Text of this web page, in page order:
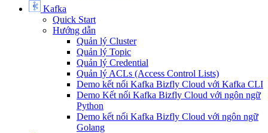
Kafka
Quick Start
Hướng dẫn
Quản lý Cluster
Quản lý Topic
Quản lý Credential
Quản lý ACLs (Access Control Lists)
Demo kết nối Kafka Bizfly Cloud với Kafka CLI
Demo Kết nối Kafka Bizfly Cloud với ngôn ngữ
Python
Demo kết nối Kafka Bizfly Cloud với ngôn ngữ
Golang